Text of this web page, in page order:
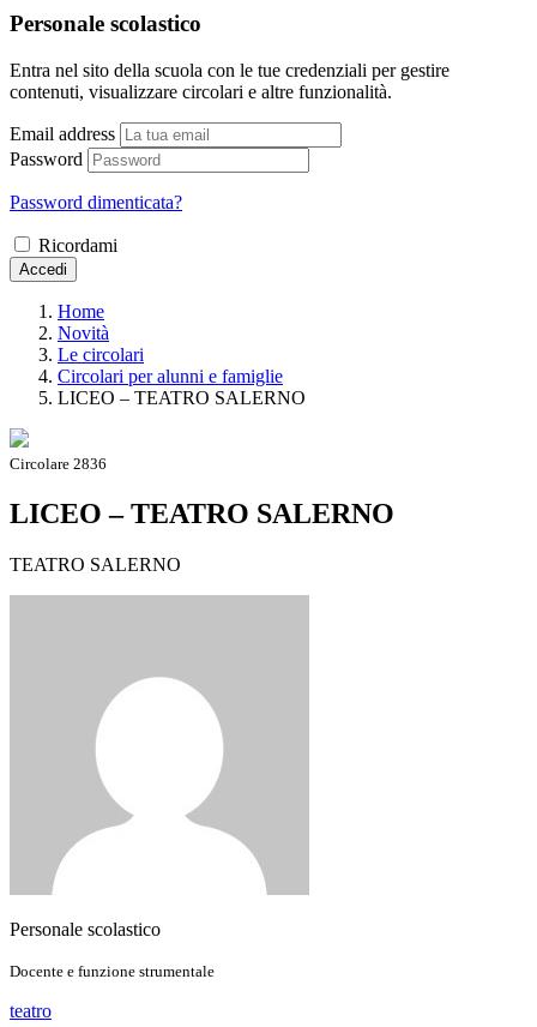
Personale scolastico
Entra nel sito della scuola con le tue credenziali per gestire
contenuti, visualizzare circolari e altre funzionalità.
Email address
Password
Password dimenticata?
Ricordami
Accedi
Home
Novità
Le circolari
Circolari per alunni e famiglie
LICEO – TEATRO SALERNO
Circolare 2836
LICEO – TEATRO SALERNO
TEATRO SALERNO
Personale scolastico
Docente e funzione strumentale
teatro